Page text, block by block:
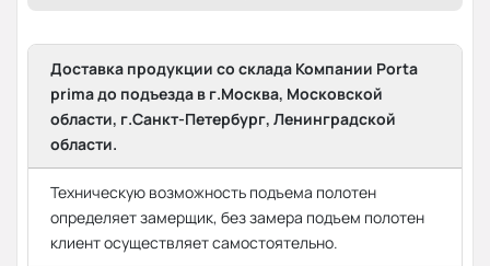
Доставка продукции со склада Компании Porta
prima до подъезда в г.Москва, Московской
области, г.Санкт-Петербург, Ленинградской
области.
Техническую возможность подъема полотен
определяет замерщик, без замера подъем полотен
клиент осуществляет самостоятельно.